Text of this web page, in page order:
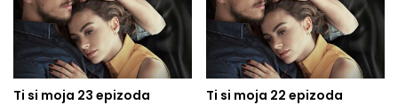
Ti si moja 23 epizoda Ti si moja 22 epizoda